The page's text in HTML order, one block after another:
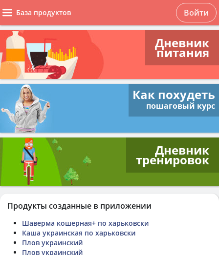
База продуктов Войти
Дневник
питания
Как похудеть
пошаговый курс
Дневник
тренировок
Продукты созданные в приложении
Шаверма кошерная+ по харьковски
Каша украинская по харьковски
Плов украинский
Плов украинский